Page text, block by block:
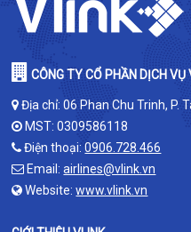
CÔNG TY CỔ PHẦN DỊCH VỤ
Địa chỉ: 06 Phan Chu Trinh, P.
MST: 0309586118
Điện thoại:0906.728.466
Email:airlines@vlink.vn
Website:www.vlink.vn